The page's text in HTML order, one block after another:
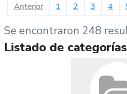
Anteriorpágina anterior
1 2 3 4
Se encontraron 248
Listado de categorías